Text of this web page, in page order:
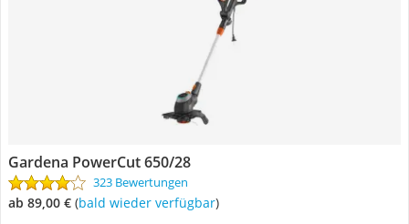
Gardena PowerCut 650/28
323 Bewertungen
ab 89,00 € ( Bald wieder verfügbar)